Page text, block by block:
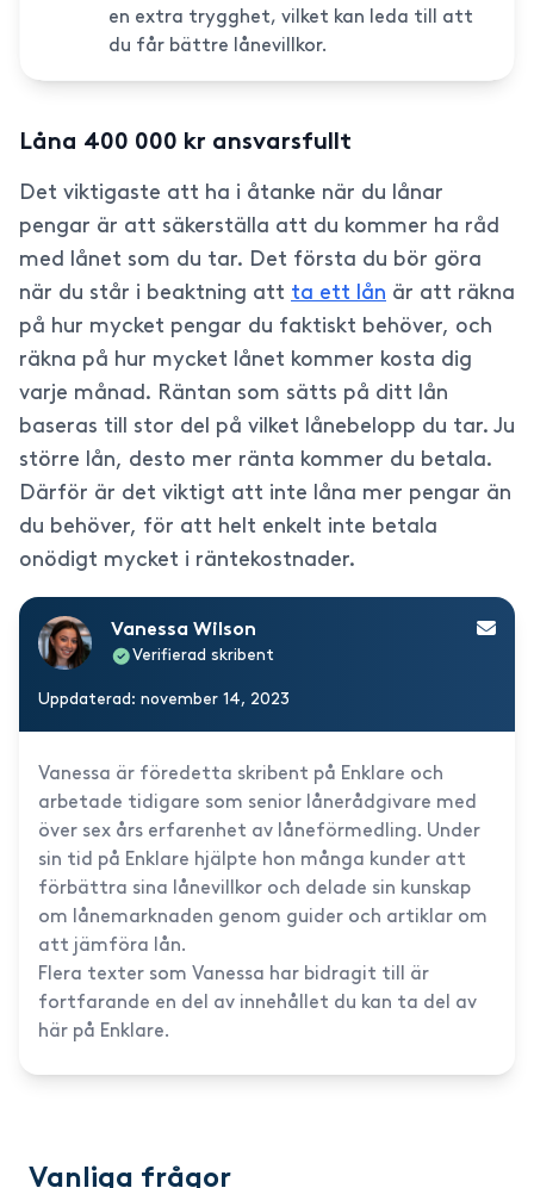
en extra trygghet, vilket kan leda till att
du får bättre lånevillkor.
Låna 400 000 kr ansvarsfullt
Det viktigaste att ha i åtanke när du lånar
pengar är att säkerställa att du kommer ha råd
med lånet som du tar. Det första du bör göra
när du står i beaktning att ta ett lån är att räkna
på hur mycket pengar du faktiskt behöver, och
räkna på hur mycket lånet kommer kosta dig
varje månad. Räntan som sätts på ditt lån
baseras till stor del på vilket lånebelopp du tar. Ju
större lån, desto mer ränta kommer du betala.
Därför är det viktigt att inte låna mer pengar än
du behöver, för att helt enkelt inte betala
onödigt mycket i räntekostnader.
Vanessa Wilson
Verifierad skribent
Uppdaterad: november 14, 2023
Vanessa är föredetta skribent på Enklare och
arbetade tidigare som senior lånerådgivare med
över sex års erfarenhet av låneförmedling. Under
sin tid på Enklare hjälpte hon många kunder att
förbättra sina lånevillkor och delade sin kunskap
om lånemarknaden genom guider och artiklar om
att jämföra lån.
Flera texter som Vanessa har bidragit till är
fortfarande en del av innehållet du kan ta del av
här på Enklare.
Vanliga frågor